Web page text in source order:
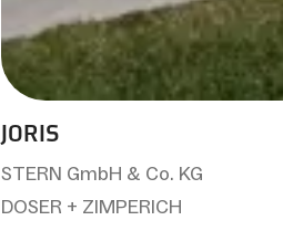
JORIS
STERN GmbH & Co. KG
DOSER + ZIMPERICH